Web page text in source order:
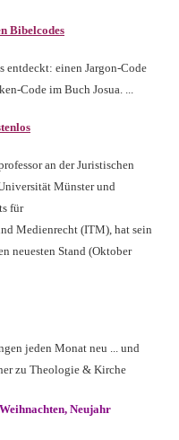
Bibelcodes
entdeckt: einen Jargon-Code
Code im Buch Josua. ...
an der Juristischen
Münster und
für
Medienrecht (ITM), hat sein
neuesten Stand (Oktober
jeden Monat neu ... und
zu Theologie & Kirche
Neujahr